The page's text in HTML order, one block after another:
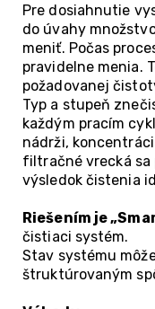
Pre dosiahnutie
do úvahy
meniť. Počas
pravidelne menia.
požadovanej
Typ a stupeň
každým pracím
nádrži,
filtračné vrecká sa
výsledok čistenia
Riešením je
čistiaci systém.
Stav systému
štruktúrovaným